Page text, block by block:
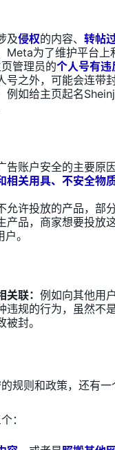
及侵权的内容、 转帖
Meta为了维护平台上
管理员的个人号有
之外，可能会连带封
例如给主页起名
告账户安全的主要原
相关用具、不安全物
允许投放的产品，部
产品，商家想要投放
。
联： 例如向其他用
违规的行为，虽然不
封。
规则和政策，还有一
：